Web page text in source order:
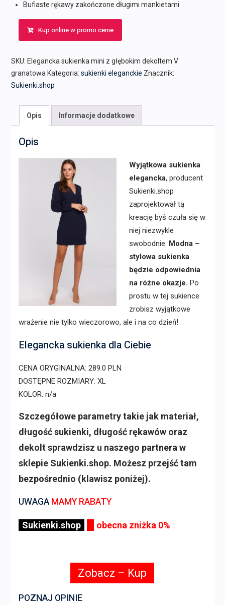
Bufiaste rękawy zakończone długimi mankietami
Kup online w promo cenie
SKU: Elegancka sukienka mini z głębokim dekoltem V
granatowa Kategoria: sukienki eleganckie Znacznik:
Sukienki.shop
Opis Informacje dodatkowe
Opis
Wyjątkowa sukienka
elegancka, producent
Sukienki.shop
zaprojektował tą
kreację byś czuła się w
niej niezwykle
swobodnie. Modna –
stylowa sukienka
będzie odpowiednia
na różne okazje. Po
prostu w tej sukience
zrobisz wyjątkowe
wrażenie nie tylko wieczorowo, ale i na co dzień!
Elegancka sukienka dla Ciebie
CENA ORYGINALNA: 289.0 PLN
DOSTĘPNE ROZMIARY: XL
KOLOR: n/a
Szczegółowe parametry takie jak materiał,
długość sukienki, długość rękawów oraz
dekolt sprawdzisz u naszego partnera w
sklepie Sukienki.shop. Możesz przejść tam
bezpośrednio (klawisz poniżej).
UWAGAMAMY RABATY
Sukienki.shop obecna zniżka 0%
Zobacz – Kup
POZNAJ OPINIE